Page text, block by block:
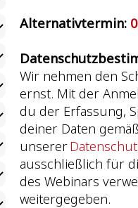
Alternativtermin:
Wir nehmen den
ernst. Mit der
du der Erfassung,
deiner Daten
unserer
ausschließlich für
des Webinars
weitergegeben.